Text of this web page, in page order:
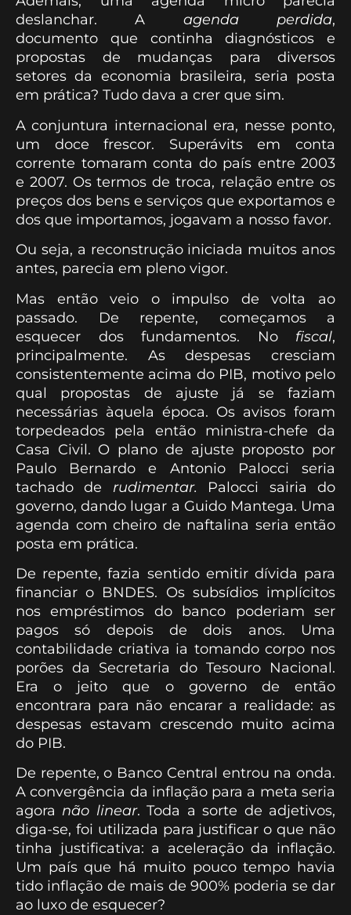
deslanchar. A agenda perdida,
documento que continha diagnósticos e
propostas de mudanças para diversos
setores da economia brasileira, seria posta
em prática? Tudo dava a crer que sim.
A conjuntura internacional era, nesse ponto,
um doce frescor. Superávits em conta
corrente tomaram conta do país entre 2003
e 2007. Os termos de troca, relação entre os
preços dos bens e serviços que exportamos e
dos que importamos, jogavam a nosso favor.
Ou seja, a reconstrução iniciada muitos anos
antes, parecia em pleno vigor.
Mas então veio o impulso de volta ao
passado. De repente, começamos a
esquecer dos fundamentos. No fiscal,
principalmente. As despesas cresciam
consistentemente acima do PIB, motivo pelo
qual propostas de ajuste já se faziam
necessárias àquela época. Os avisos foram
torpedeados pela então ministra-chefe da
Casa Civil. O plano de ajuste proposto por
Paulo Bernardo e Antonio Palocci seria
tachado de rudimentar. Palocci sairia do
governo, dando lugar a Guido Mantega. Uma
agenda com cheiro de naftalina seria então
posta em prática.
De repente, fazia sentido emitir dívida para
financiar o BNDES. Os subsídios implícitos
nos empréstimos do banco poderiam ser
pagos só depois de dois anos. Uma
contabilidade criativa ia tomando corpo nos
porões da Secretaria do Tesouro Nacional.
Era o jeito que o governo de então
encontrara para não encarar a realidade: as
despesas estavam crescendo muito acima
do PIB.
De repente, o Banco Central entrou na onda.
A convergência da inflação para a meta seria
agora não linear. Toda a sorte de adjetivos,
diga-se, foi utilizada para justificar o que não
tinha justificativa: a aceleração da inflação.
Um país que há muito pouco tempo havia
tido inflação de mais de 900% poderia se dar
ao luxo de esquecer?